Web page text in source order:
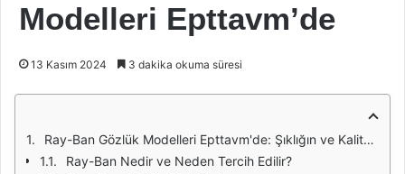
Modelleri Epttavm’de
13 Kasım 2024 3 dakika okuma süresi
Ray-Ban Gözlük Modelleri Epttavm'de: Şıklığın ve Kalitenin Buluşma Noktası
Ray-Ban Nedir ve Neden Tercih Edilir?